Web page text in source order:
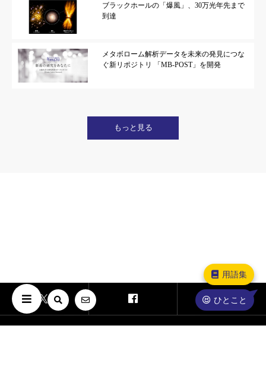
用語集
ひとこと
ブラックホールの「爆風」、30万光年先まで
到達
メタボローム解析データを未来の発見につな
ぐ新リポジトリ 「MB-POST」を開発
もっと見る